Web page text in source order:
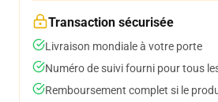
Transaction sécurisée
Livraison mondiale à votre porte
Numéro de suivi fourni pour tous
Remboursement complet si le